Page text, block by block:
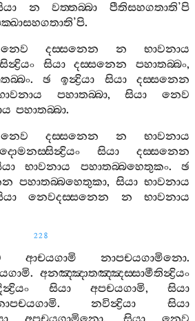
න වත‍්තබ‍්බා පීතිසහගතාති’පි
’පි.
නෙව දස‍්සනෙන න
භාවනාය
සියා දස‍්සනෙන පහාතබ‍්බං,
.ඡ ඉන්‍ද්‍රියා සියා
දස‍්සනෙන
පහාතබ‍්බා,සියා
නෙව
පහාතබ‍්බා.
නෙව දස‍්සනෙන න
භාවනාය
දොමනස‍්සින්‍ද්‍රියං සියා
දස‍්සනෙන
භාවනාය පහාතබ‍්බහෙතුකං. ඡ
පහාතබ‍්බහෙතුකා, සියා භාවනාය
නෙවදස‍්සනෙන න
භාවනාය
228
ආචයගාමි නාපචයගාමිනො.
. අනඤ‍්ඤාතඤ‍්ඤස‍්සාමීතින්‍ද්‍රියං
සියා අපචයගාමි, සියා
.නවින්‍ද්‍රියා
සියා